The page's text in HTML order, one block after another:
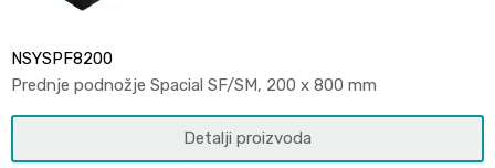
NSYSPF8200
Prednje podnožje Spacial SF/SM, 200 x 800 mm
Detalji proizvoda